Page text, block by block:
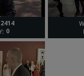
2414
0